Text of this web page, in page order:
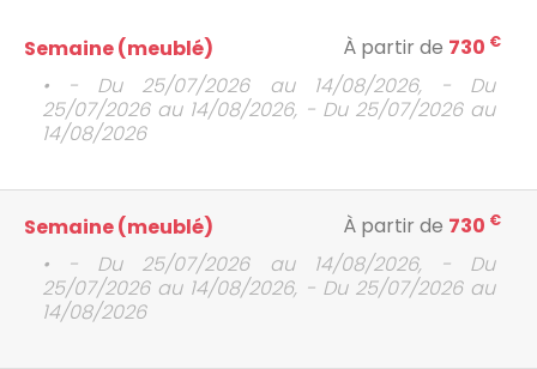
Semaine (meublé) À partir de 730 €
• - Du 25/07/2026 au 14/08/2026, - Du
25/07/2026 au 14/08/2026, - Du 25/07/2026 au
14/08/2026
Semaine (meublé) À partir de 730 €
• - Du 25/07/2026 au 14/08/2026, - Du
25/07/2026 au 14/08/2026, - Du 25/07/2026 au
14/08/2026